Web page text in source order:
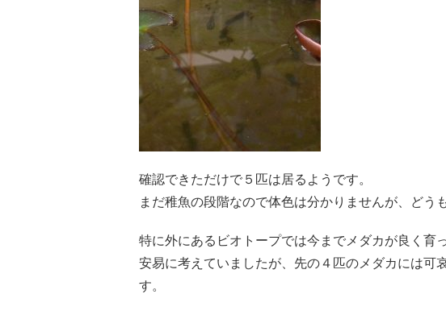
確認できただけで５匹は居るようです。
まだ稚魚の段階なので体色は分かりませんが、どう
特に外にあるビオトープでは今までメダカが良く育
安易に考えていましたが、先の４匹のメダカには可
す。